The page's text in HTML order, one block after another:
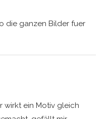
die ganzen Bilder fuer
wirkt ein Motiv gleich